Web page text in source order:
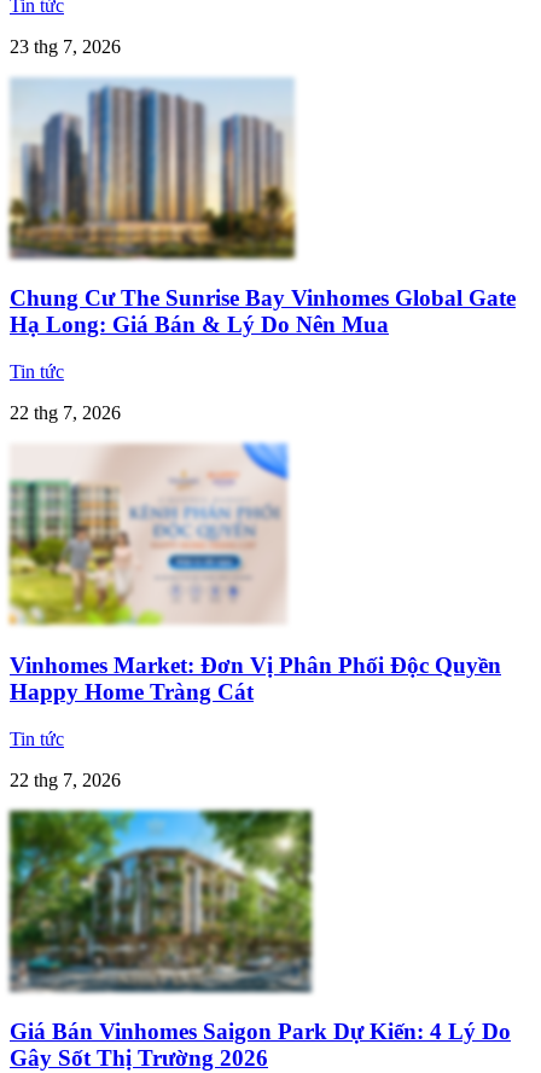
Tin tức
23 thg 7, 2026
Chung Cư The Sunrise Bay Vinhomes Global Gate
Hạ Long: Giá Bán & Lý Do Nên Mua
Tin tức
22 thg 7, 2026
Vinhomes Market: Đơn Vị Phân Phối Độc Quyền
Happy Home Tràng Cát
Tin tức
22 thg 7, 2026
Giá Bán Vinhomes Saigon Park Dự Kiến: 4 Lý Do
Gây Sốt Thị Trường 2026